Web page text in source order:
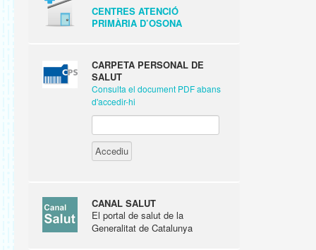
CENTRES ATENCIÓ
PRIMÀRIA D’OSONA
CARPETA PERSONAL DE
SALUT
Consulta el document PDF abans
d'accedir-hi
CANAL SALUT
El portal de salut de la
Generalitat de Catalunya